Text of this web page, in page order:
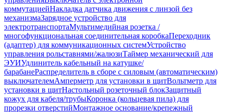
коммутациейНакладка датчика движения с линзой без
механизмаЗарядное устройство для
электротранспортаМультимедийная розетка /
многофункциональная соединительная коробкаПереходник
(адаптер) для коммуникационных системУстройство
управления рольставнями/жалюзиТаймер механический для
ЭУИУдлинитель кабельный на катушке/
барабанеРаспределитель в сборе с силовым (автоматическим)
выключателемАмперметр для установки в щитВольтметр для
установки в щитНастольный розеточный блокЗащитный
кожух для кабеля/трубыКоронка (кольцевая пила) для
прорезки отверстийМонтажное основание/крепежный